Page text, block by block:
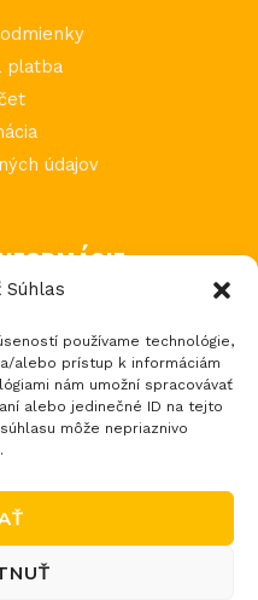
používame technológie,
alebo prístup k informáciám
nám umožní spracovávať
alebo jedinečné ID na tejto
môže nepriaznivo
platba
údajov
602
Bystrica 5
232 273